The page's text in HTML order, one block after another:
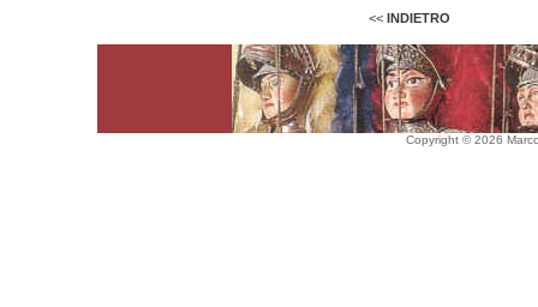
<< INDIETRO
Copyright © 2026